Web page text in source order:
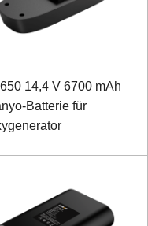
14,4 V 6700 mAh
Batterie für